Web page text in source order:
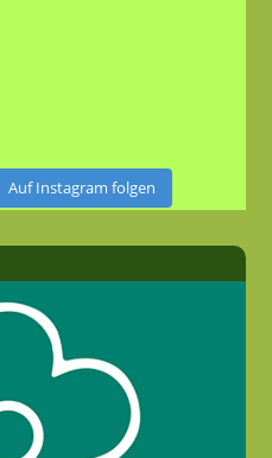
Auf Instagram folgen